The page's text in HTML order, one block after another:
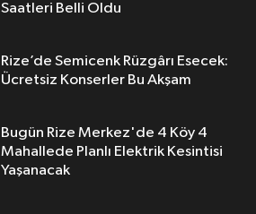
Saatleri Belli Oldu
Rize’de Semicenk Rüzgârı Esecek:
Ücretsiz Konserler Bu Akşam
Bugün Rize Merkez'de 4 Köy 4
Mahallede Planlı Elektrik Kesintisi
Yaşanacak